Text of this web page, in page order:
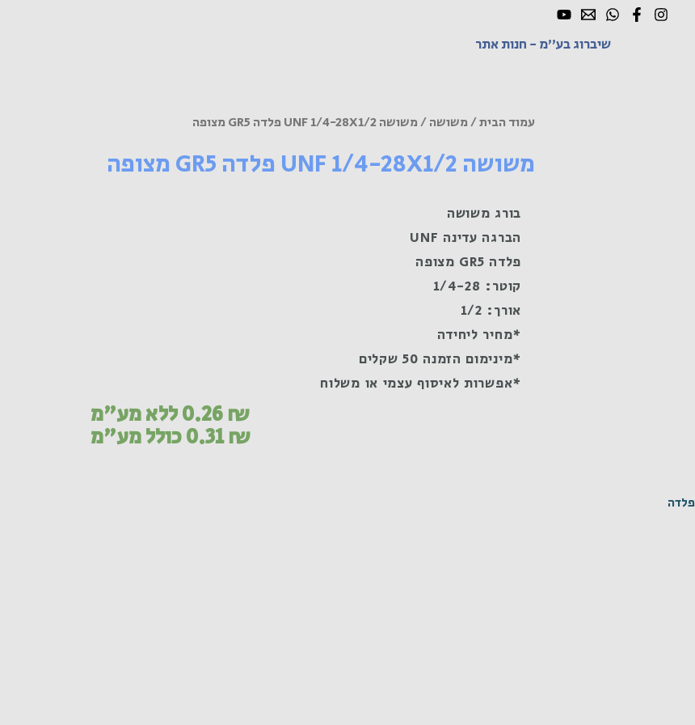
שיברוג בע"מ - חנות אתר
עמוד הבית/משושה/ משושה UNF 1/4-28X1/2 פלדה GR5 מצופה
משושה UNF 1/4-28X1/2 פלדה GR5 מצופה
בורג משושה
הברגה עדינה UNF
פלדה GR5 מצופה
קוטר: 1/4-28
אורך: 1/2
*מחיר ליחידה
*מינימום הזמנה 50 שקלים
*אפשרות לאיסוף עצמי או משלוח
0.26₪ ללא מע"מ
0.31₪ כולל מע"מ
פלדה